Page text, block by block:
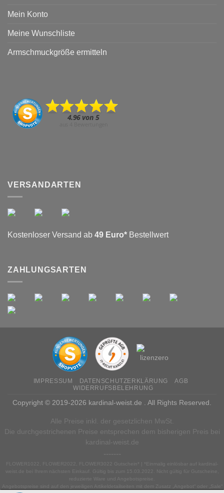
Mein Konto
Meine Wunschliste
Armschmuckgröße ermitteln
VERSANDARTEN
Kostenloser Versand ab 49 Euro* Bestellwert
ZAHLUNGSARTEN
IMPRESSUM DATENSCHUTZERKLÄRUNG
AGB
WIDERRUFSBELEHRUNG
Copyright © 2019-2026 kardinal-weist.de . All Rights Reserved.
Alle Preise inkl. der gesetzlichen MwSt.
Die durchgestrichenen Preise entsprechen dem bisherigen Preis bei
kardinal-weist.de
-------
FLOWER1022, FLOWER2022, FLOWER3022 Gutschein* | *Einmalig einlösbar auf kardinal-
weist.de bei Ihrem nächsten Einkauf. Gültig bis zum 15.03.2022. Nicht gültig für Gutscheine,
reduzierte Ware und Angebotspreise.
Angebotspreise sind auf den jeweiligen Artikeldetailseiten mit dem Zusatz „Angebot“ oder „Sale“